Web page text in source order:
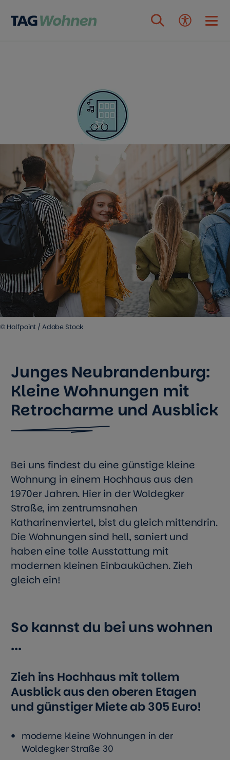
Junges Neubrandenburg:
Kleine Wohnungen mit
Retrocharme und Ausblick
Bei uns findest du eine günstige kleine
Wohnung in einem Hochhaus aus den
1970er Jahren. Hier in der Woldegker
Straße, im zentrumsnahen
Katharinenviertel, bist du gleich mittendrin.
Die Wohnungen sind hell, saniert und
haben eine tolle Ausstattung mit
modernen kleinen Einbauküchen. Zieh
gleich ein!
© Halfpoint / Adobe Stock
So kannst du bei uns wohnen
...
Zieh ins Hochhaus mit tollem
Ausblick aus den oberen Etagen
und günstiger Miete ab 305 Euro!
moderne kleine Wohnungen in der
Woldegker Straße 30